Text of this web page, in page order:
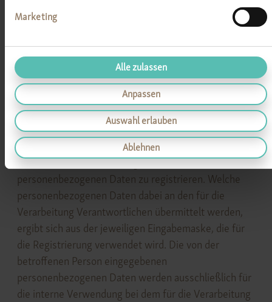
Marketing
Alle zulassen
Anpassen
Auswahl erlauben
Ablehnen
Sie an uns übermitteln, nicht von Dritten mitgelesen
werden.
5. Registrierung auf unserer
Internetseite
Die betroffene Person hat die Möglichkeit, sich auf
der Internetseite des für die Verarbeitung
Verantwortlichen unter Angabe von
personenbezogenen Daten zu registrieren. Welche
personenbezogenen Daten dabei an den für die
Verarbeitung Verantwortlichen übermittelt werden,
ergibt sich aus der jeweiligen Eingabemaske, die für
die Registrierung verwendet wird. Die von der
betroffenen Person eingegebenen
personenbezogenen Daten werden ausschließlich für
die interne Verwendung bei dem für die Verarbeitung